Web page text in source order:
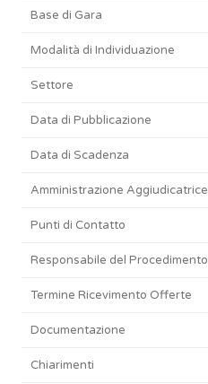
Base di Gara
Modalità di Individuazione
Settore
Data di Pubblicazione
Data di Scadenza
Amministrazione Aggiudicatrice
Punti di Contatto
Responsabile del Procedimento
Termine Ricevimento Offerte
Documentazione
Chiarimenti